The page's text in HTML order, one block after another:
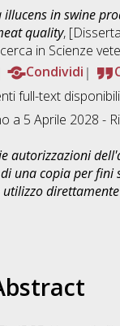
in swine
quality,
in Scienze
Condividi
full-text
a 5 Aprile 2028 -
autorizzazioni
una copia per